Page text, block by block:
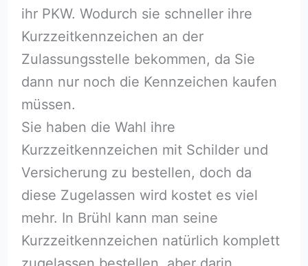
ihr PKW. Wodurch sie schneller ihre
Kurzzeitkennzeichen an der
Zulassungsstelle bekommen, da Sie
dann nur noch die Kennzeichen kaufen
müssen.
Sie haben die Wahl ihre
Kurzzeitkennzeichen mit Schilder und
Versicherung zu bestellen, doch da
diese Zugelassen wird kostet es viel
mehr. In Brühl kann man seine
Kurzzeitkennzeichen natürlich komplett